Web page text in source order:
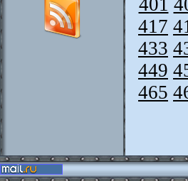
401
417
433
449
465